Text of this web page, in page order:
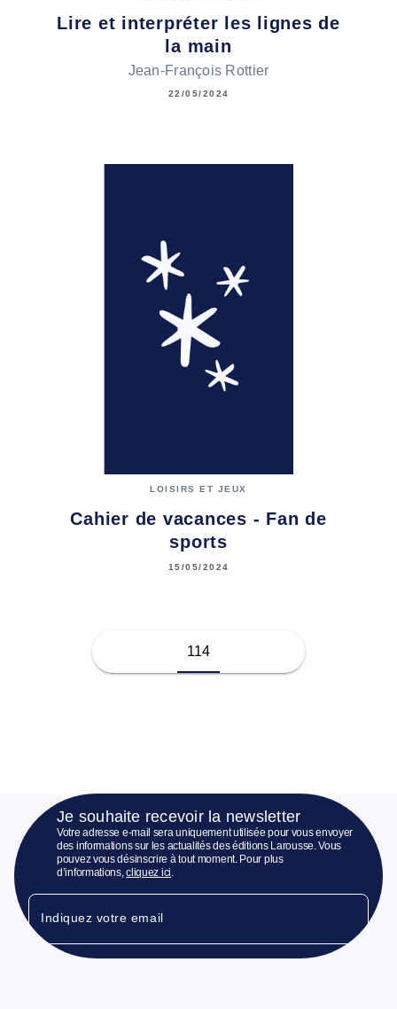
Lire et interpréter les lignes de
la main
Jean-François Rottier
22/05/2024
LOISIRS ET JEUX
Cahier de vacances - Fan de
sports
15/05/2024
114
Je souhaite recevoir la newsletter
Votre adresse e-mail sera uniquement utilisée pour vous envoyer
des informations sur les actualités des éditions Larousse. Vous
pouvez vous désinscrire à tout moment. Pour plus
d’informations,cliquez ici.
Indiquez votre email